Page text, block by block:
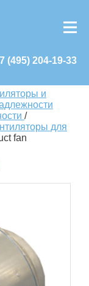
(495) 204-19-33
и
/
для
fan